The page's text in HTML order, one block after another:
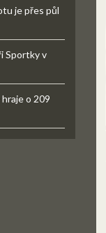
je přes půl
Sportky v
o 209